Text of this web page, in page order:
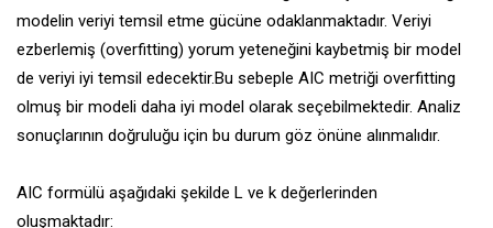
modelin veriyi temsil etme gücüne odaklanmaktadır. Veriyi
ezberlemiş (overfitting) yorum yeteneğini kaybetmiş bir model
de veriyi iyi temsil edecektir.Bu sebeple AIC metriği overfitting
olmuş bir modeli daha iyi model olarak seçebilmektedir. Analiz
sonuçlarının doğruluğu için bu durum göz önüne alınmalıdır.
AIC formülü aşağıdaki şekilde L ve k değerlerinden
oluşmaktadır: